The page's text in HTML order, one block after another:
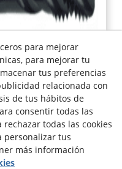
HSS-E DIN 5156C
Política de Privacidad
para mejorar
para mejorar tu
tus preferencias
relacionada con
de tus hábitos de
consentir todas las
rechazar todas las cookies
personalizar tus
más información